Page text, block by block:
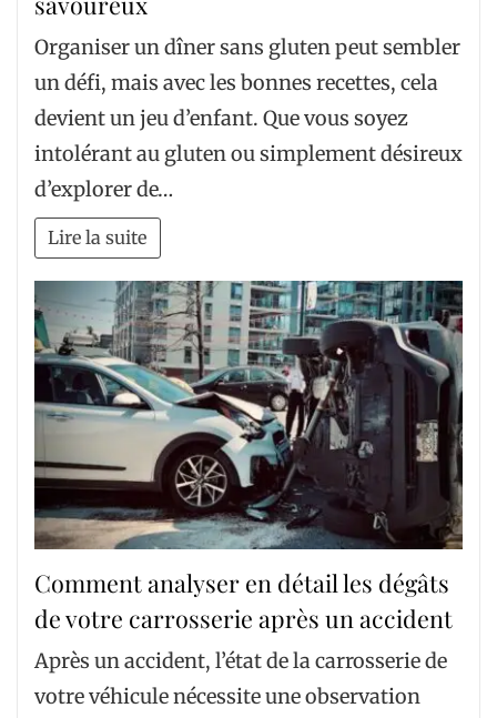
Organiser un dîner sans gluten peut sembler
un défi, mais avec les bonnes recettes, cela
devient un jeu d’enfant. Que vous soyez
intolérant au gluten ou simplement désireux
d’explorer de…
Lire la suite
Comment analyser en détail les dégâts
de votre carrosserie après un accident
Après un accident, l’état de la carrosserie de
votre véhicule nécessite une observation